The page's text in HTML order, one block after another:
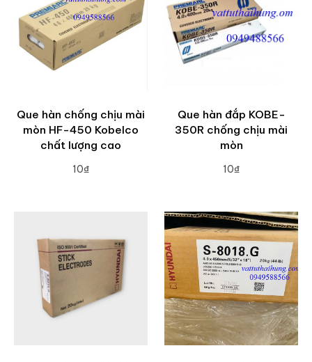
Que hàn chống chịu mài
mòn HF-450 Kobelco
chất lượng cao
10₫
Que hàn đắp KOBE-
350R chống chịu mài
mòn
10₫